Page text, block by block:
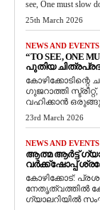
see, One must slow
25th March 2026
NEWS AND EVENTS
“TO SEE, ONE
പുതിയ
ഗുജറാത്തി
വഹിക്കാൻ
23rd March 2026
NEWS AND EVENTS
ആത്മ ആർട്ട്
വർക്ക്‌ഷോപ്പ്
കോഴിക്കോട്:
നേതൃത്വത്തിൽ
ഗ്യാലറിയിൽ